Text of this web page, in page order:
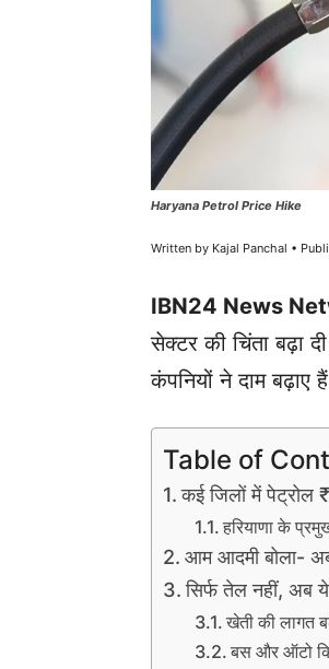
Haryana Petrol Price Hike
Written by Kajal Panchal •
IBN24 News
सेक्टर की चिंता बढ़ा
कंपनियों ने दाम बढ़ाए
Table of
कई जिलों में पेट्रोल
हरियाणा के
आम आदमी बोला-
सिर्फ तेल नहीं, अब ये
खेती की लागत
बस और ऑटो